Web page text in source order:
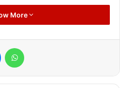
सुरक्षा समीक्षा बैठक में शामिल होंगे।
रिसॉर्ट से प्रस्थान कर स्वामी
का यह दौरा 06:10 बजे एयरपोर्ट से
More
Messenger